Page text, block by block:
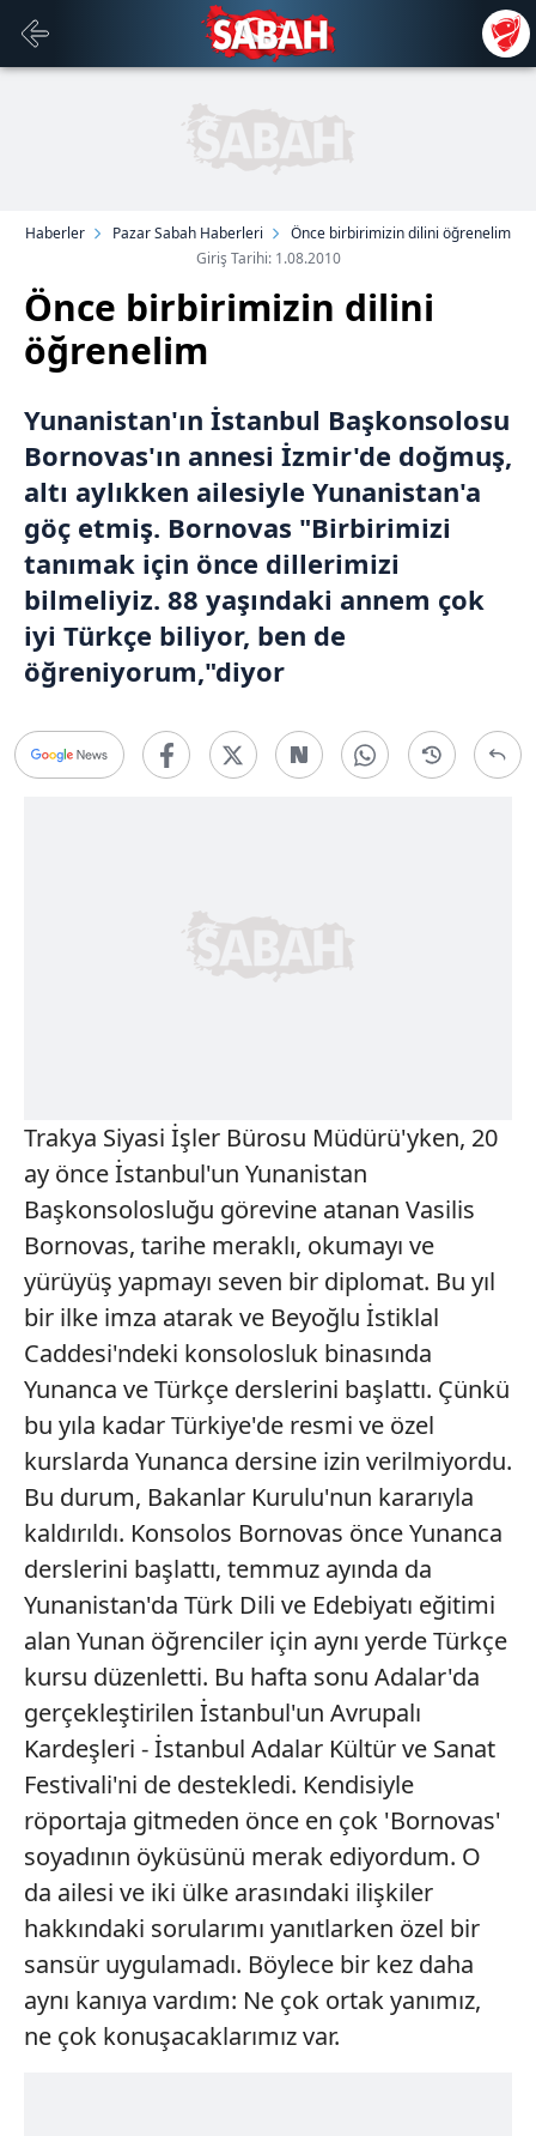
Haberler Pazar Sabah Haberleri
Önce birbirimizin dilini öğrenelim
Giriş Tarihi: 1.08.2010
Önce birbirimizin dilini
öğrenelim
Yunanistan'ın İstanbul Başkonsolosu
Bornovas'ın annesi İzmir'de doğmuş,
altı aylıkken ailesiyle Yunanistan'a
göç etmiş. Bornovas "Birbirimizi
tanımak için önce dillerimizi
bilmeliyiz. 88 yaşındaki annem çok
iyi Türkçe biliyor, ben de
öğreniyorum,"diyor
Trakya Siyasi İşler Bürosu Müdürü'yken, 20
ay önce İstanbul'un Yunanistan
Başkonsolosluğu görevine atanan Vasilis
Bornovas, tarihe meraklı, okumayı ve
yürüyüş yapmayı seven bir diplomat. Bu yıl
bir ilke imza atarak ve Beyoğlu İstiklal
Caddesi'ndeki konsolosluk binasında
Yunanca ve Türkçe derslerini başlattı. Çünkü
bu yıla kadar Türkiye'de resmi ve özel
kurslarda Yunanca dersine izin verilmiyordu.
Bu durum, Bakanlar Kurulu'nun kararıyla
kaldırıldı. Konsolos Bornovas önce Yunanca
derslerini başlattı, temmuz ayında da
Yunanistan'da Türk Dili ve Edebiyatı eğitimi
alan Yunan öğrenciler için aynı yerde Türkçe
kursu düzenletti. Bu hafta sonu Adalar'da
gerçekleştirilen İstanbul'un Avrupalı
Kardeşleri - İstanbul Adalar Kültür ve Sanat
Festivali'ni de destekledi. Kendisiyle
röportaja gitmeden önce en çok 'Bornovas'
soyadının öyküsünü merak ediyordum. O
da ailesi ve iki ülke arasındaki ilişkiler
hakkındaki sorularımı yanıtlarken özel bir
sansür uygulamadı. Böylece bir kez daha
aynı kanıya vardım: Ne çok ortak yanımız,
ne çok konuşacaklarımız var.